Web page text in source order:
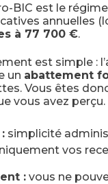
BIC est le
annuelles
à 77 700 €.
est simple :
un abattement
Vous êtes
vous avez perçu.
simplicité
vos
: vous ne